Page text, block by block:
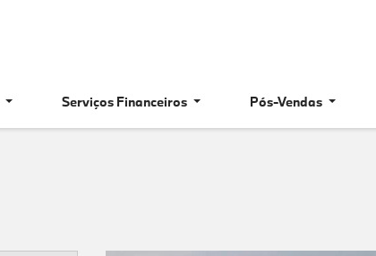
Serviços Financeiros Pós-Vendas